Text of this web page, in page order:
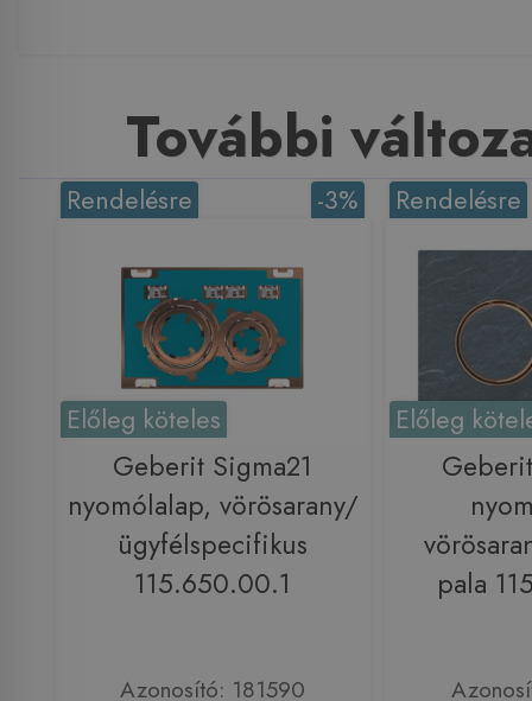
További
-3%
Rendelésre
Előleg köteles
Geberit Sigma21
nyomólalap, vörösarany/
ügyfélspecifikus
115.650.00.1
Azonosító: 181590
Rendelésre
Előleg
pala